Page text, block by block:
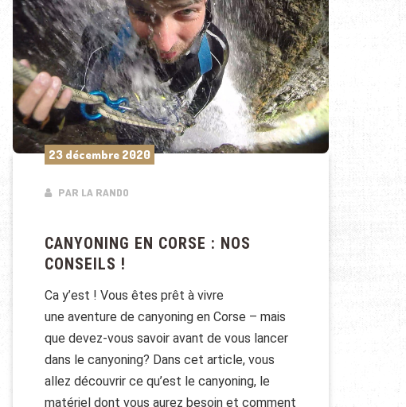
23 décembre 2020
PAR LA RANDO
CANYONING EN CORSE : NOS
CONSEILS !
Ca y’est ! Vous êtes prêt à vivre
une aventure de canyoning en Corse – mais
que devez-vous savoir avant de vous lancer
dans le canyoning? Dans cet article, vous
allez découvrir ce qu’est le canyoning, le
matériel dont vous aurez besoin et comment